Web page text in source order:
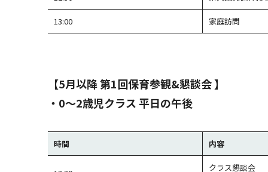
13:00 家庭訪問
【5月以降 第1回保育参観&懇談会 】
・ 0〜2歳児クラス 平日の午後
時間 内容
クラス懇談会